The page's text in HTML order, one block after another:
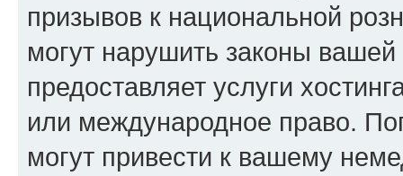
призывов к национальной
могут нарушить законы
предоставляет услуги
или международное право.
могут привести к вашему